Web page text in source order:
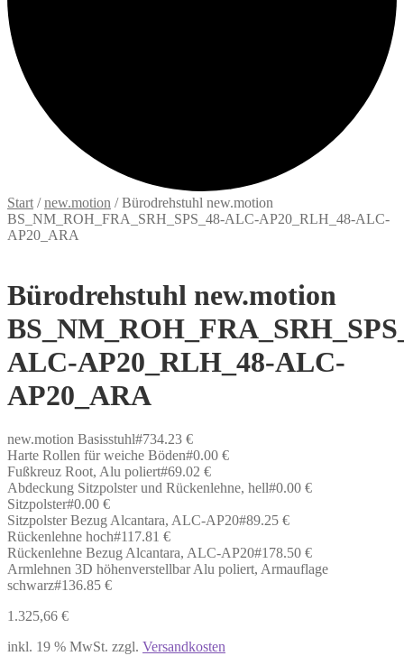
Start /new.motion /Bürodrehstuhl new.motion
BS_NM_ROH_FRA_SRH_SPS_48-ALC-AP20_RLH_48-ALC-
AP20_ARA
Bürodrehstuhl new.motion
ALC-AP20_RLH_48-ALC-
AP20_ARA
new.motion Basisstuhl#734.23 €
Harte Rollen für weiche Böden#0.00 €
Fußkreuz Root, Alu poliert#69.02 €
Abdeckung Sitzpolster und Rückenlehne, hell#0.00 €
Sitzpolster#0.00 €
Sitzpolster Bezug Alcantara, ALC-AP20#89.25 €
Rückenlehne hoch#117.81 €
Rückenlehne Bezug Alcantara, ALC-AP20#178.50 €
Armlehnen 3D höhenverstellbar Alu poliert, Armauflage
schwarz#136.85 €
1.325,66 €
inkl. 19 % MwSt. zzgl. Versandkosten